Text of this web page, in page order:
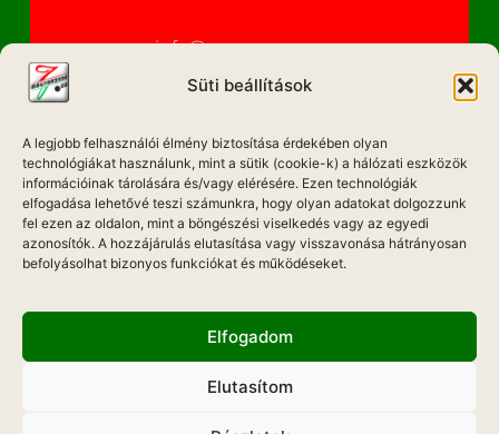
Süti beállítások
A legjobb felhasználói élmény biztosítása érdekében olyan
technológiákat használunk, mint a sütik (cookie-k) a hálózati eszközök
információinak tárolására és/vagy elérésére. Ezen technológiák
elfogadása lehetővé teszi számunkra, hogy olyan adatokat dolgozzunk
fel ezen az oldalon, mint a böngészési viselkedés vagy az egyedi
azonosítók. A hozzájárulás elutasítása vagy visszavonása hátrányosan
befolyásolhat bizonyos funkciókat és működéseket.
Elfogadom
Elutasítom
info@magyarzene.eu
IMPRESSZUM
ETIKAI KÓDEX
MÉDIA AJÁNLAT
ADATKEZELÉSI NYILATKOZAT
Hadd Szóljon!